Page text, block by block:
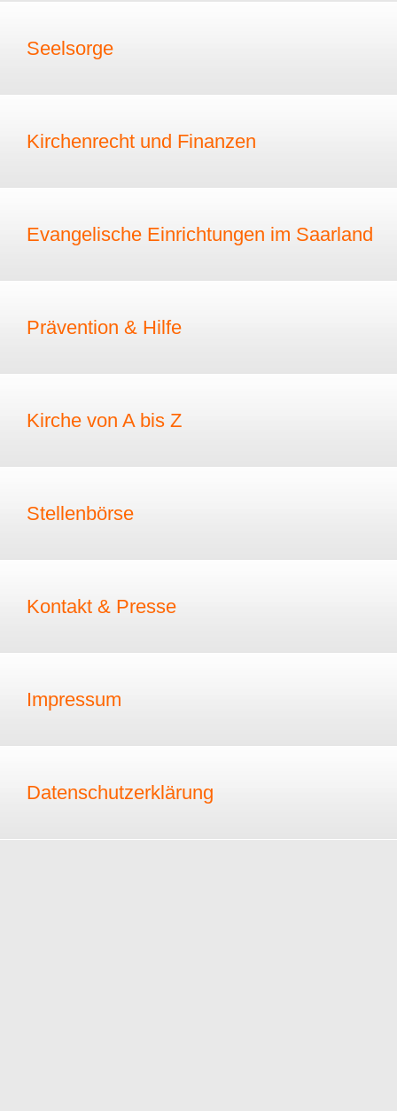
Seelsorge
Kirchenrecht und Finanzen
Evangelische Einrichtungen im Saarland
Prävention & Hilfe
Kirche von A bis Z
Stellenbörse
Kontakt & Presse
Impressum
Datenschutzerklärung